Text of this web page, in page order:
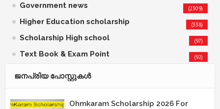
Government news (2309)
Higher Education scholarship (338)
Scholarship High school (97)
Text Book & Exam Point (92)
ജനപ്രിയ പോസ്റ്റുകള്‍‌
Ohmkaram Scholarship 2026 For